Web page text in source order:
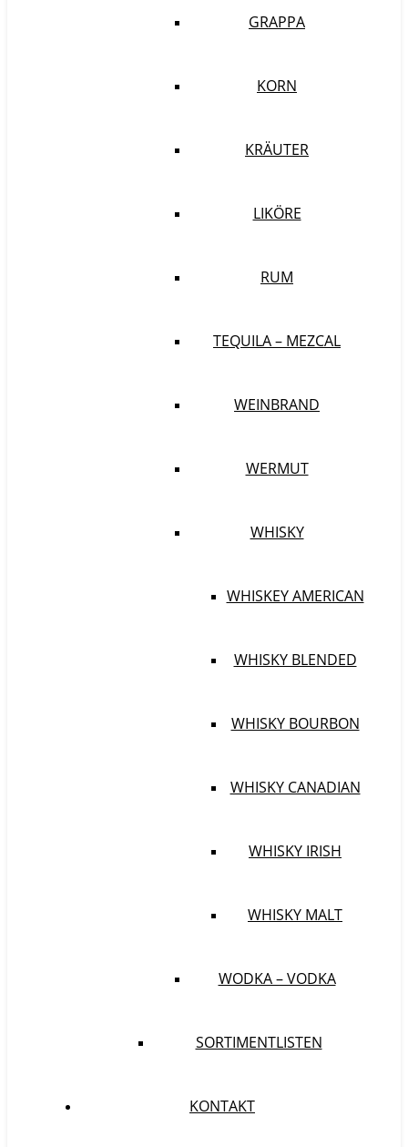
GRAPPA
KORN
KRÄUTER
LIKÖRE
RUM
TEQUILA – MEZCAL
WEINBRAND
WERMUT
WHISKY
WHISKEY AMERICAN
WHISKY BLENDED
WHISKY BOURBON
WHISKY CANADIAN
WHISKY IRISH
WHISKY MALT
WODKA – VODKA
SORTIMENTLISTEN
KONTAKT